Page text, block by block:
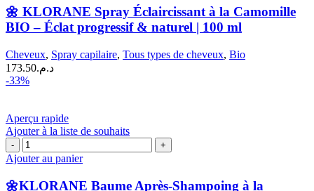
KLORANE
Spray
Éclaircissant
la
Camomille
BIO
progressif
&
naturel
|
ml
🌼 KLORANE Spray Éclaircissant à la Camomille
BIO – Éclat progressif & naturel | 100 ml
Cheveux, Spray capilaire, Tous types de cheveux, Bio
د.م.173.50
-33%
Aperçu rapide
Ajouter à la liste de souhaits
quantité
de
KLORANE
Ajouter au panier
🌼KLORANE Baume Après-Shampoing à la